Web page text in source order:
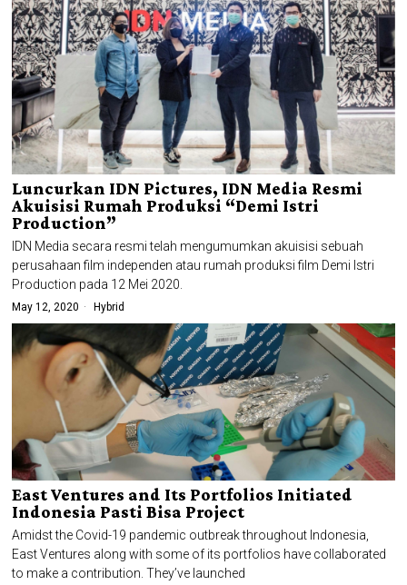
Luncurkan IDN Pictures, IDN Media Resmi
Akuisisi Rumah Produksi “Demi Istri
Production”
IDN Media secara resmi telah mengumumkan akuisisi sebuah
perusahaan film independen atau rumah produksi film Demi Istri
Production pada 12 Mei 2020.
May 12, 2020 Hybrid
East Ventures and Its Portfolios Initiated
Indonesia Pasti Bisa Project
Amidst the Covid-19 pandemic outbreak throughout Indonesia,
East Ventures along with some of its portfolios have collaborated
to make a contribution. They’ve launched